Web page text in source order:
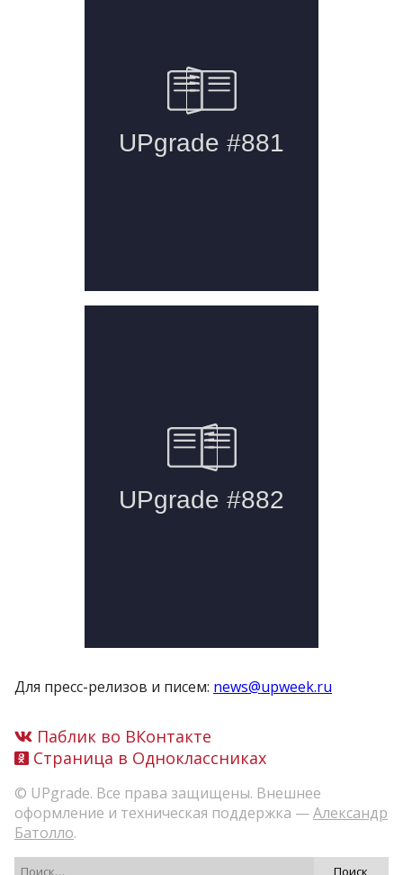
Для пресс-релизов и писем: news@upweek.ru
Паблик во ВКонтакте
Страница в Одноклассниках
© UPgrade. Все права защищены. Внешнее
оформление и техническая поддержка —Александр
Батолло.